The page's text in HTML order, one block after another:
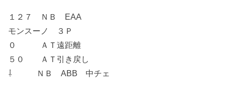
１２７ ＮＢ EAA
モンスーノ ３Ｐ
０ ＡＴ遠距離
５０ ＡＴ引き戻し
⇩ ＮＢ ABB 中チェ